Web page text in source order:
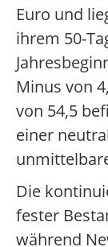
Euro und
ihrem 50-
Minus von
von 54,5
einer
Die
fester
während